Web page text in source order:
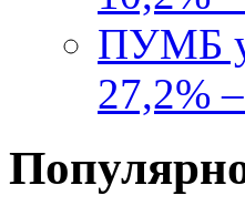
ПУМБ у
27,2%